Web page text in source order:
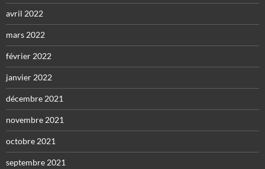
avril 2022
mars 2022
février 2022
janvier 2022
décembre 2021
novembre 2021
octobre 2021
septembre 2021